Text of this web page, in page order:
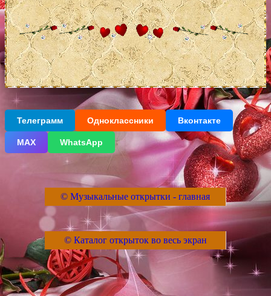
Телеграмм Одноклассники Вконтакте
МАХ WhatsApp
© Музыкальные открытки - главная
© Каталог открыток во весь экран